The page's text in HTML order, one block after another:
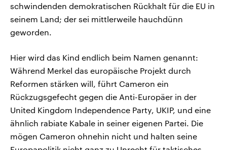
schwindenden demokratischen Rückhalt für die EU in
seinem Land; der sei mittlerweile hauchdünn
geworden.
Hier wird das Kind endlich beim Namen genannt:
Während Merkel das europäische Projekt durch
Reformen stärken will, führt Cameron ein
Rückzugsgefecht gegen die Anti-Europäer in der
United Kingdom Independence Party, UKIP, und eine
ähnlich rabiate Kabale in seiner eigenen Partei. Die
mögen Cameron ohnehin nicht und halten seine